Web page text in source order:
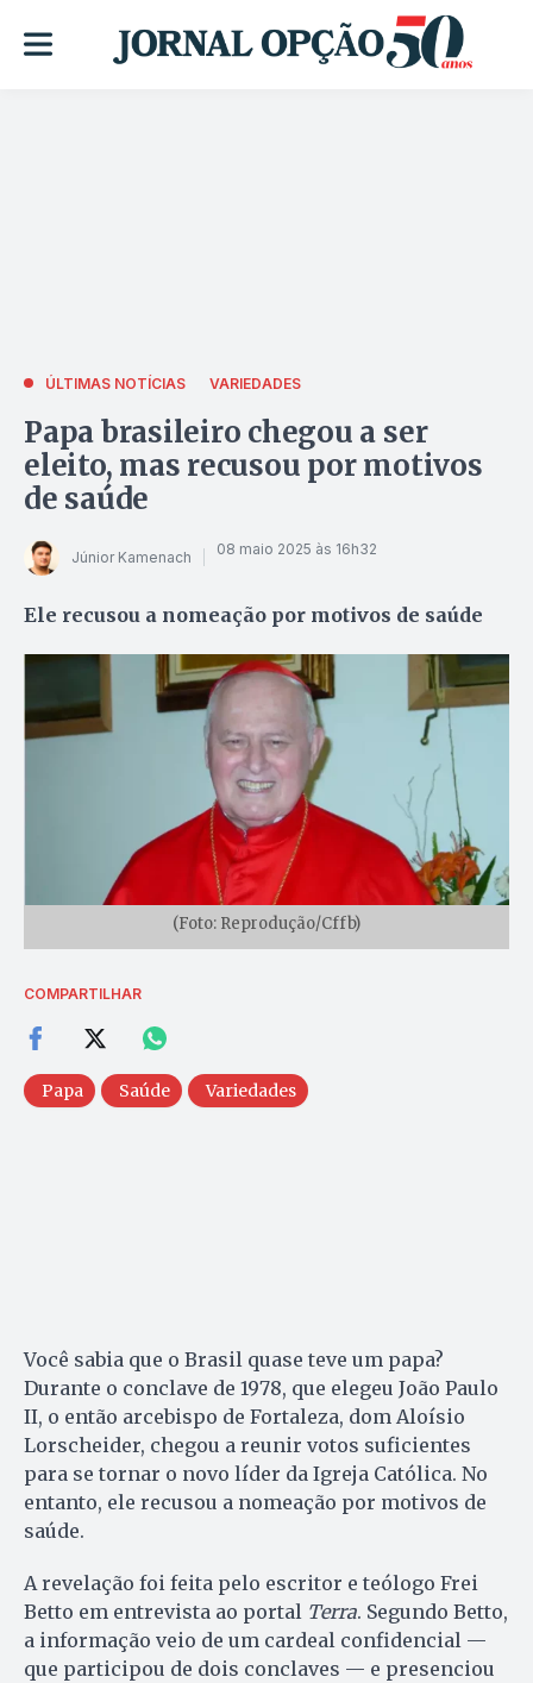
ÚLTIMAS NOTÍCIAS VARIEDADES
Papa brasileiro chegou a ser
eleito, mas recusou por motivos
de saúde
Júnior Kamenach 08 maio 2025 às 16h32
Ele recusou a nomeação por motivos de saúde
(Foto: Reprodução/Cffb)
COMPARTILHAR
Papa Saúde Variedades
Você sabia que o Brasil quase teve um papa?
Durante o conclave de 1978, que elegeu João Paulo
II, o então arcebispo de Fortaleza, dom Aloísio
Lorscheider, chegou a reunir votos suficientes
para se tornar o novo líder da Igreja Católica. No
entanto, ele recusou a nomeação por motivos de
saúde.
A revelação foi feita pelo escritor e teólogo Frei
Betto em entrevista ao portal Terra. Segundo Betto,
a informação veio de um cardeal confidencial —
que participou de dois conclaves — e presenciou